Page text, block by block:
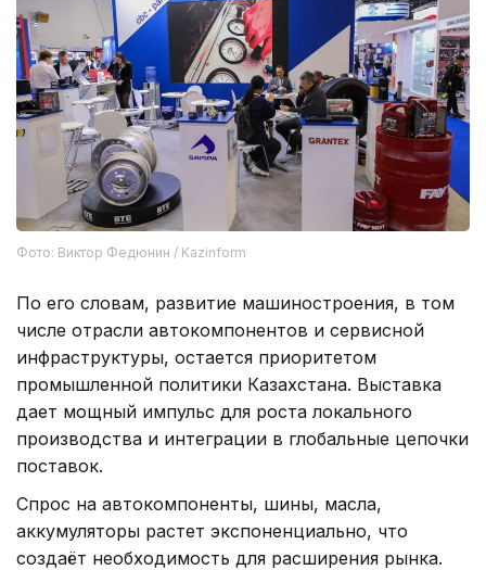
Фото: Виктор Федюнин / Kazinform
По его словам, развитие машиностроения, в том
числе отрасли автокомпонентов и сервисной
инфраструктуры, остается приоритетом
промышленной политики Казахстана. Выставка
дает мощный импульс для роста локального
производства и интеграции в глобальные цепочки
поставок.
Спрос на автокомпоненты, шины, масла,
аккумуляторы растет экспоненциально, что
создаёт необходимость для расширения рынка.